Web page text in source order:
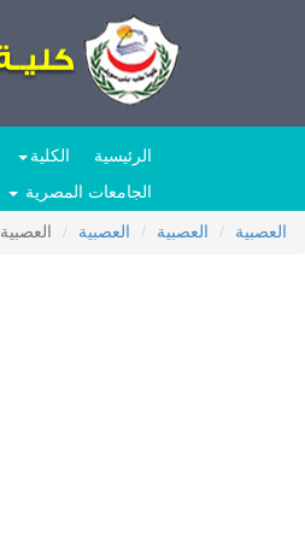
الرئيسية الكلية
الجامعات المصرية
العصبية العصبية العصبية العصبية